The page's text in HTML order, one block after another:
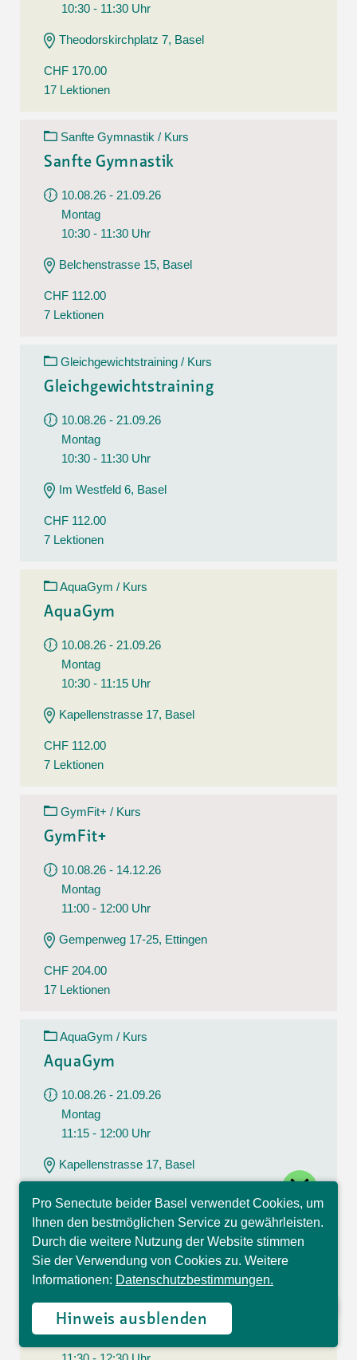
10:30 - 11:30 Uhr
Theodorskirchplatz 7, Basel
CHF 170.00
17 Lektionen
Sanfte Gymnastik / Kurs
Sanfte Gymnastik
10.08.26 - 21.09.26
Montag
10:30 - 11:30 Uhr
Belchenstrasse 15, Basel
CHF 112.00
7 Lektionen
Gleichgewichtstraining / Kurs
Gleichgewichtstraining
10.08.26 - 21.09.26
Montag
10:30 - 11:30 Uhr
Im Westfeld 6, Basel
CHF 112.00
7 Lektionen
AquaGym / Kurs
AquaGym
10.08.26 - 21.09.26
Montag
10:30 - 11:15 Uhr
Kapellenstrasse 17, Basel
CHF 112.00
7 Lektionen
GymFit+ / Kurs
GymFit+
10.08.26 - 14.12.26
Montag
11:00 - 12:00 Uhr
Gempenweg 17-25, Ettingen
CHF 204.00
17 Lektionen
AquaGym / Kurs
AquaGym
10.08.26 - 21.09.26
Montag
11:15 - 12:00 Uhr
Kapellenstrasse 17, Basel
CHF 112.00
7 Lektionen
Yoga / Kurs
Yoga
10.08.26 - 21.09.26
Montag
Pro Senectute beider Basel verwendet Cookies, um
Ihnen den bestmöglichen Service zu gewährleisten.
Durch die weitere Nutzung der Website stimmen
Sie der Verwendung von Cookies zu. Weitere
Informationen: Datenschutzbestimmungen.
Hinweis ausblenden
Hallo, ich bin Sophia und
beantworte gerne Ihre
Fragen.
close